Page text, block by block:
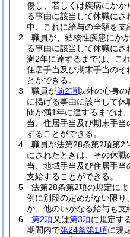
傷し、若しくは疾病にか
る事由に該当して休職にさ
中、これに給与の全額を支
2
職員が、結核性疾患にか
る事由に該当して休職に
満2年に達するまでは、こ
住居手当及び期末手当のそ
とができる。
3
職員が前2項以外の心身
に掲げる事由に該当して
間が満1年に達するまでは
当、住居手当及び期末手
することができる。
4
職員が法第28条第2項第2
にされたときは、その休
当、地域手当及び住居手
支給することができる。
5
法第28条第2項の規定に
例に別段の定めがない限り、
か、他のいかなる給与も支
6
第2項又は第3項に規定す
期間内で第24条第1項に規